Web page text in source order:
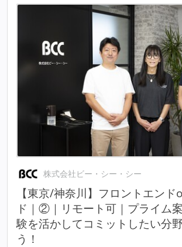
株式会社ビー・シー・シー
【東京/神奈川】フロントエン
ド｜②｜リモート可｜プライム
験を活かしてコミットしたい分
う！